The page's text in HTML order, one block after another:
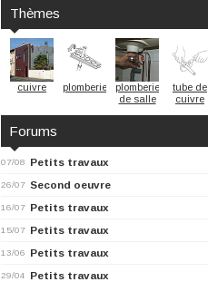
Thèmes
cuivre plomberie
plomberie
de salle
tube de
cuivre
Forums
07/08 Petits travaux
26/07 Second oeuvre
16/07 Petits travaux
15/07 Petits travaux
13/06 Petits travaux
29/04 Petits travaux